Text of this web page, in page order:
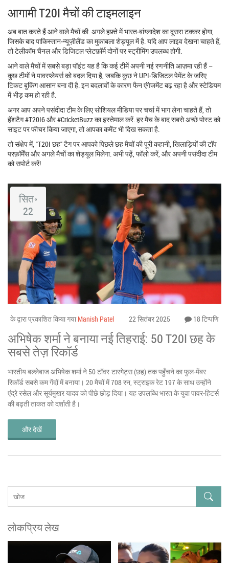
आगामी T20I मैचों की टाइमलाइन
अब बात करते हैं आने वाले मैचों की. अगले हफ़्ते में भारत‑बांग्लादेश का दूसरा टक्कर होगा,
जिसके बाद पाकिस्तान‑न्यूज़ीलैंड का मुकाबला शेड्यूल में है. यदि आप लाइव देखना चाहते हैं,
तो टेलीकॉम चैनल और डिजिटल प्लेटफ़ॉर्म दोनों पर स्ट्रीमिंग उपलब्ध होगी.
आने वाले मैचों में सबसे बड़ा पॉइंट यह है कि कई टीमें अपनी नई रणनीति आज़मा रही हैं –
कुछ टीमों ने पावरप्लेयर्स को बदल दिया है, जबकि कुछ ने UPI‑डिजिटल पेमेंट के जरिए
टिकट बुकिंग आसान बना दी है. इन बदलावों के कारण फैन एंगेजमेंट बढ़ रहा है और स्टेडियम
में भीड़ कम हो रही है.
अगर आप अपने पसंदीदा टीम के लिए सोशियल मीडिया पर चर्चा में भाग लेना चाहते हैं, तो
हॅशटैग #T20I6 और #CricketBuzz का इस्तेमाल करें. हर मैच के बाद सबसे अच्छे पोस्ट को
साइट पर फीचर किया जाएगा, तो आपका कमेंट भी दिख सकता है.
तो संक्षेप में, "T20I छह" टैग पर आपको पिछले छह मैचों की पूरी कहानी, खिलाड़ियों की टॉप
परफ़ॉर्मेंस और अगले मैचों का शेड्यूल मिलेगा. अभी पढ़ें, फॉलो करें, और अपनी पसंदीदा टीम
को सपोर्ट करें!
सित॰
22
के द्वारा प्रकाशित किया गया Manish Patel 22 सितंबर 2025 18 टिप्पणि
अभिषेक शर्मा ने बनाया नई तिहराई: 50 T20I छह के
सबसे तेज़ रिकॉर्ड
भारतीय बल्लेबाज अभिषेक शर्मा ने 50 टॉवर-टारगेट्स (छह) तक पहुँचने का फुल‑मेंबर
रिकॉर्ड सबसे कम गेंदों में बनाया। 20 मैचों में 708 रन, स्ट्राइक रेट 197 के साथ उन्होंने
एंद्रे रसेल और सूर्यमुखर यादव को पीछे छोड़ दिया। यह उपलब्धि भारत के युवा पावर‑हिटर्स
की बढ़ती ताकत को दर्शाती है।
और देखें
लोकप्रिय लेख